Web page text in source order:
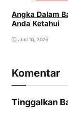
Angka Dalam
Anda Ketahui
Juni 10, 2026
Komentar
Tinggalkan